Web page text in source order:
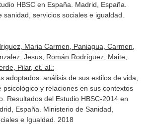
HBSC en España. Madrid, España.
sanidad, servicios sociales e igualdad.
Maria Carmen, Paniagua, Carmen,
Jesus, Román Rodríguez, Maite,
Pilar, et. al.:
adoptados: análisis de sus estilos de vida,
psicológico y relaciones en sus contextos
Resultados del Estudio HBSC-2014 en
España. Ministerio de Sanidad,
e Igualdad. 2018